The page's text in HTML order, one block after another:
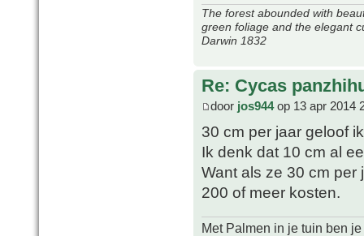
The forest abounded with
green foliage and the elegant
Darwin 1832
Re: Cycas
door jos944op 13 apr 2014
30 cm per jaar geloof
Ik denk dat 10 cm al
Want als ze 30 cm
200 of meer kosten.
Met Palmen in je tuin ben